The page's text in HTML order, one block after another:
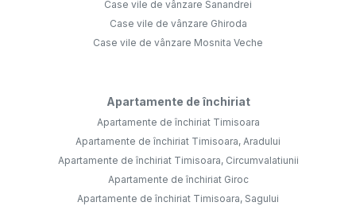
Case vile de vânzare Sanandrei
Case vile de vânzare Ghiroda
Case vile de vânzare Mosnita Veche
Apartamente de închiriat
Apartamente de închiriat Timisoara
Apartamente de închiriat Timisoara, Aradului
Apartamente de închiriat Timisoara, Circumvalatiunii
Apartamente de închiriat Giroc
Apartamente de închiriat Timisoara, Sagului